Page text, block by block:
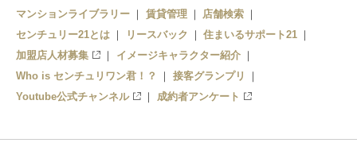
マンションライブラリー
賃貸管理
店舗検索
センチュリー21とは
リースバック
住まいるサポート21
加盟店人材募集
イメージキャラクター紹介
Who is センチュリワン君！？
接客グランプリ
Youtube公式チャンネル
成約者アンケート